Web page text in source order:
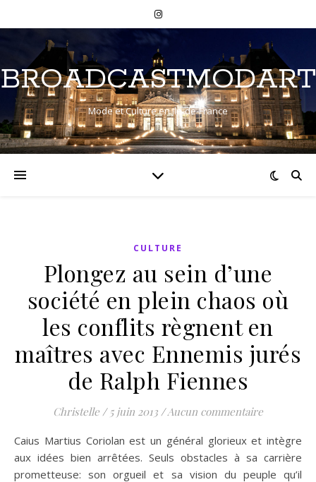
BROADCASTMODART
Mode et Culture en Ile-de-France
CULTURE
Plongez au sein d’une
société en plein chaos où
les conflits règnent en
maîtres avec Ennemis jurés
de Ralph Fiennes
Christelle / 5 juin 2013 /Aucun commentaire
Caius Martius Coriolan est un général glorieux et intègre
aux idées bien arrêtées. Seuls obstacles à sa carrière
prometteuse: son orgueil et sa vision du peuple qu’il